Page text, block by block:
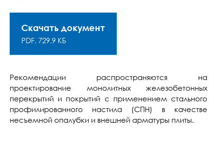
Скачать документ
PDF, 729,9 КБ
Рекомендации распространяются на
проектирование монолитных железобетонных
перекрытий и покрытий с применением стального
профилированного настила (СПН) в качестве
несъемной опалубки и внешней арматуры плиты.